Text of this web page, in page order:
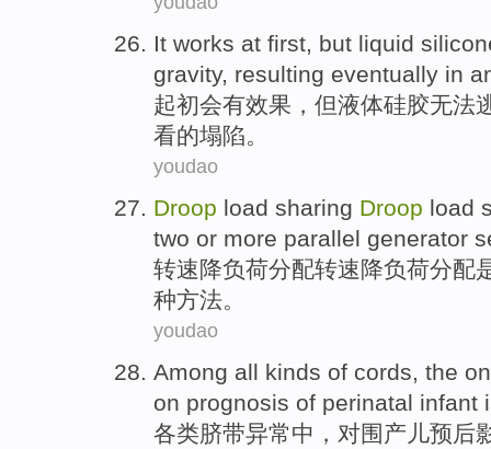
It works at first, but liquid
gravity, resulting eventually in
起初会有效果， 但液体硅胶无法
看的塌陷。
youdao
Droop load sharing Droop load
two or more parallel generator
转速降负荷分配转速降负荷分配
种方法。
youdao
Among all kinds of cords , the
on prognosis of perinatal infant
各类脐带异常中 ，对围产儿预后